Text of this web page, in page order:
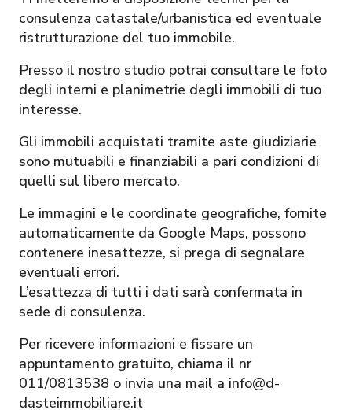
consulenza catastale/urbanistica ed eventuale
ristrutturazione del tuo immobile.
Presso il nostro studio potrai consultare le foto
degli interni e planimetrie degli immobili di tuo
interesse.
Gli immobili acquistati tramite aste giudiziarie
sono mutuabili e finanziabili a pari condizioni di
quelli sul libero mercato.
Le immagini e le coordinate geografiche, fornite
automaticamente da Google Maps, possono
contenere inesattezze, si prega di segnalare
eventuali errori.
L’esattezza di tutti i dati sarà confermata in
sede di consulenza.
Per ricevere informazioni e fissare un
appuntamento gratuito, chiama il nr
011/0813538 o invia una mail a info@d-
dasteimmobiliare.it